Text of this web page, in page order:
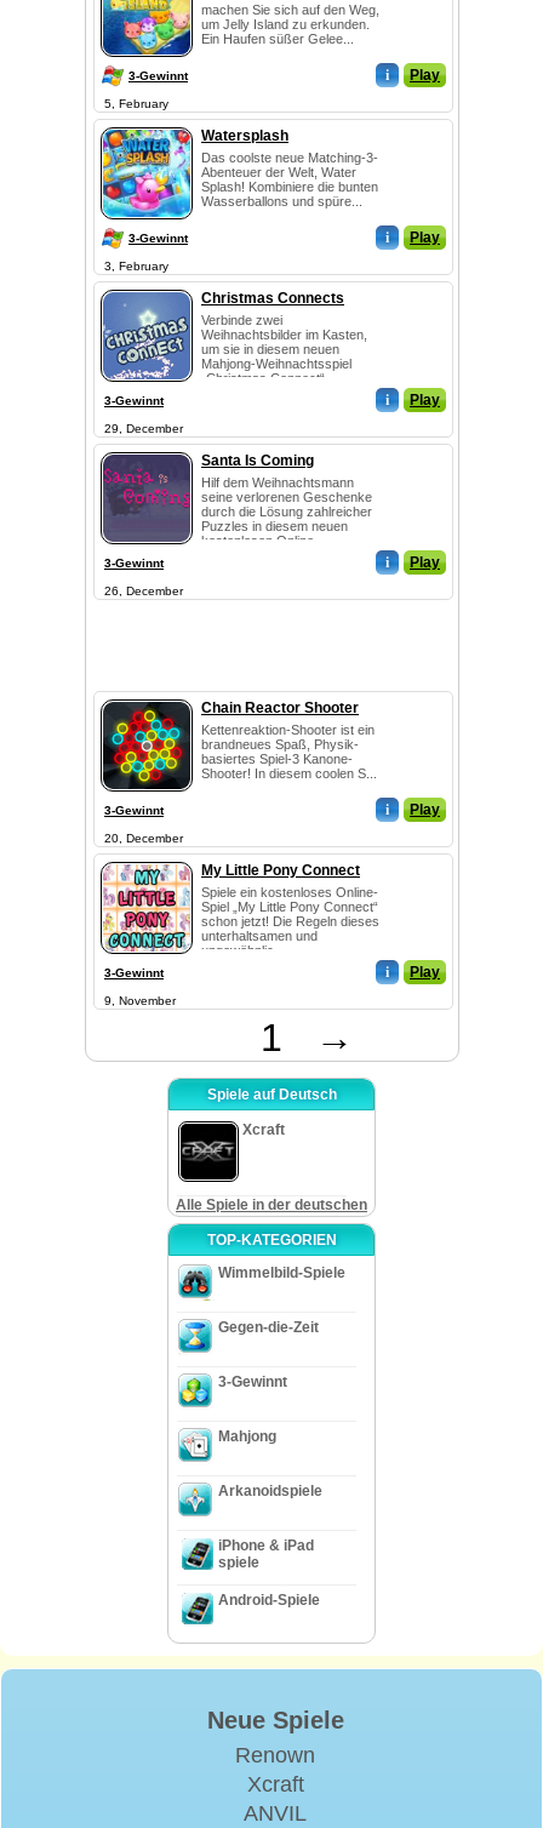
machen Sie sich auf den Weg,
um Jelly Island zu erkunden.
Ein Haufen süßer Gelee...
3-Gewinnt i Play
5, February
Watersplash
Das coolste neue Matching-3-
Abenteuer der Welt, Water
Splash! Kombiniere die bunten
Wasserballons und spüre...
3-Gewinnt i Play
3, February
Christmas Connects
Verbinde zwei
Weihnachtsbilder im Kasten,
um sie in diesem neuen
Mahjong-Weihnachtsspiel
„Christmas Connect“
3-Gewinnt i Play
29, December
Santa Is Coming
Hilf dem Weihnachtsmann
seine verlorenen Geschenke
durch die Lösung zahlreicher
Puzzles in diesem neuen
kostenlosen Online...
3-Gewinnt i Play
26, December
Chain Reactor Shooter
Kettenreaktion-Shooter ist ein
brandneues Spaß, Physik-
basiertes Spiel-3 Kanone-
Shooter! In diesem coolen S...
3-Gewinnt i Play
20, December
My Little Pony Connect
Spiele ein kostenloses Online-
Spiel „My Little Pony Connect“
schon jetzt! Die Regeln dieses
unterhaltsamen und
ungewöhnlic...
3-Gewinnt i Play
9, November
1 →
Spiele auf Deutsch
Xcraft
Alle Spiele in der deutschen
TOP-KATEGORIEN
Wimmelbild-Spiele
Gegen-die-Zeit
3-Gewinnt
Mahjong
Arkanoidspiele
iPhone & iPad
spiele
Android-Spiele
Neue Spiele
Renown
Xcraft
ANVIL